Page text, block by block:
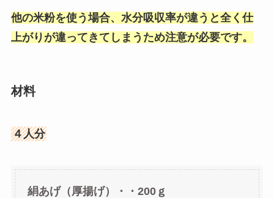
他の米粉を使う場合、水分吸収率が違うと全く仕
上がりが違ってきてしまうため注意が必要です。
材料
４人分
絹あげ（厚揚げ）・・200ｇ